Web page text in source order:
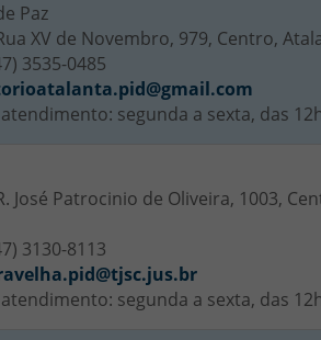
Paz
XV de Novembro, 979, Centro,
3535-0485
segunda a sexta, das
José Patrocinio de Oliveira, 1003,
3130-8113
segunda a sexta, das